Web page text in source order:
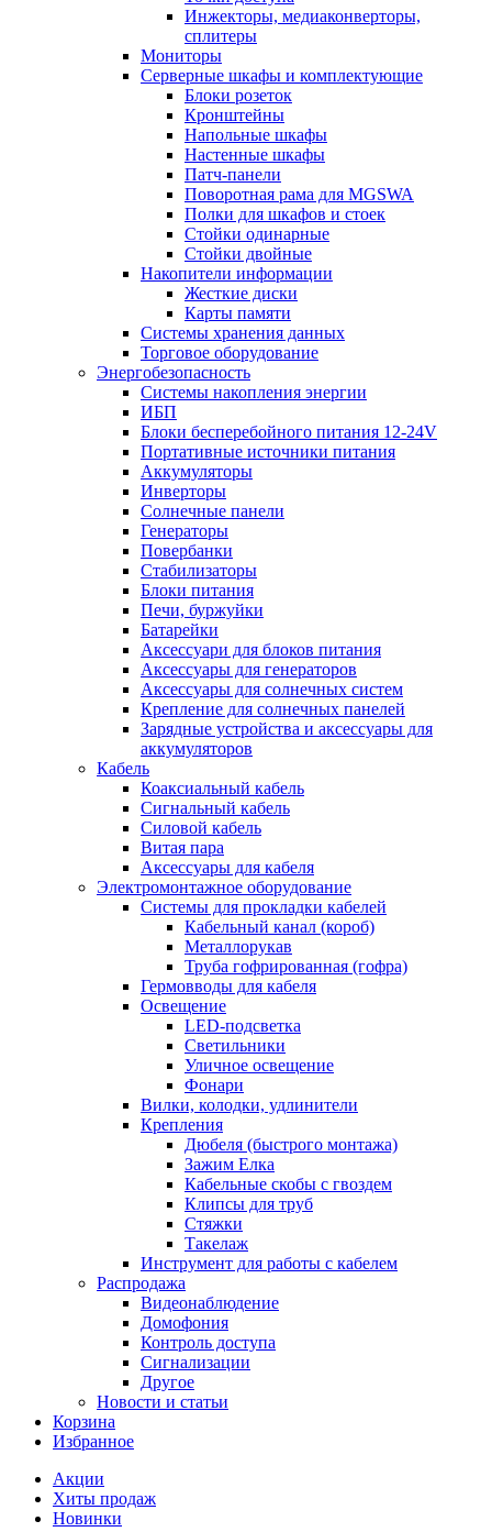
Инжекторы, медиаконверторы,
сплитеры
Мониторы
Серверные шкафы и комплектующие
Блоки розеток
Кронштейны
Напольные шкафы
Настенные шкафы
Патч-панели
Поворотная рама для MGSWA
Полки для шкафов и стоек
Стойки одинарные
Стойки двойные
Накопители информации
Жесткие диски
Карты памяти
Системы хранения данных
Торговое оборудование
Энергобезопасность
Системы накопления энергии
ИБП
Блоки бесперебойного питания 12-24V
Портативные источники питания
Аккумуляторы
Инверторы
Солнечные панели
Генераторы
Повербанки
Стабилизаторы
Блоки питания
Печи, буржуйки
Батарейки
Аксессуари для блоков питания
Аксессуары для генераторов
Аксессуары для солнечных систем
Крепление для солнечных панелей
Зарядные устройства и аксессуары для
аккумуляторов
Кабель
Коаксиальный кабель
Сигнальный кабель
Силовой кабель
Витая пара
Аксессуары для кабеля
Электромонтажное оборудование
Системы для прокладки кабелей
Кабельный канал (короб)
Металлорукав
Труба гофрированная (гофра)
Гермовводы для кабеля
Освещение
LED-подсветка
Светильники
Уличное освещение
Фонари
Вилки, колодки, удлинители
Крепления
Дюбеля (быстрого монтажа)
Зажим Елка
Кабельные скобы с гвоздем
Клипсы для труб
Стяжки
Такелаж
Инструмент для работы с кабелем
Распродажа
Видеонаблюдение
Домофония
Контроль доступа
Сигнализации
Другое
Новости и статьи
Корзина
Избранное
Акции
Хиты продаж
Новинки